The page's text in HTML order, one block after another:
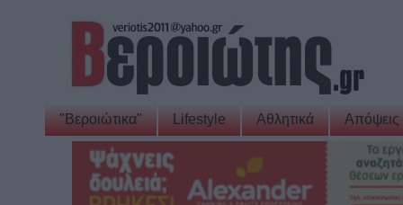
"Βεροιώτικα" Lifestyle Αθλητικά Απόψεις